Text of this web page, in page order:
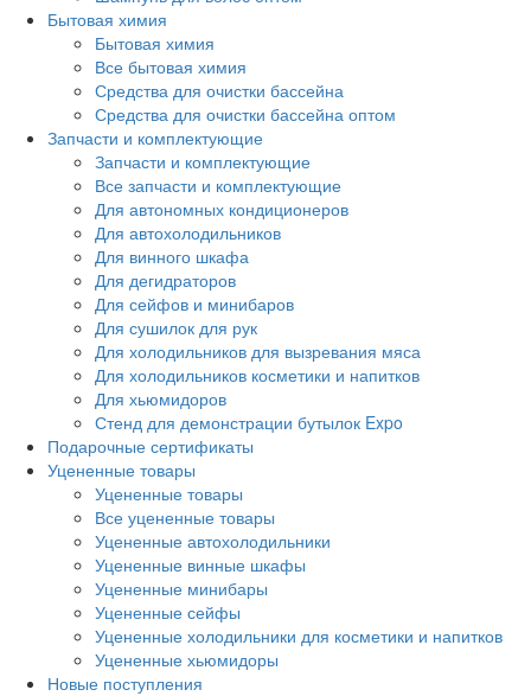
Бытовая химия
Бытовая химия
Все бытовая химия
Средства для очистки бассейна
Средства для очистки бассейна оптом
Запчасти и комплектующие
Запчасти и комплектующие
Все запчасти и комплектующие
Для автономных кондиционеров
Для автохолодильников
Для винного шкафа
Для дегидраторов
Для сейфов и минибаров
Для сушилок для рук
Для холодильников для вызревания мяса
Для холодильников косметики и напитков
Для хьюмидоров
Стенд для демонстрации бутылок Expo
Подарочные сертификаты
Уцененные товары
Уцененные товары
Все уцененные товары
Уцененные автохолодильники
Уцененные винные шкафы
Уцененные минибары
Уцененные сейфы
Уцененные холодильники для косметики и напитков
Уцененные хьюмидоры
Новые поступления